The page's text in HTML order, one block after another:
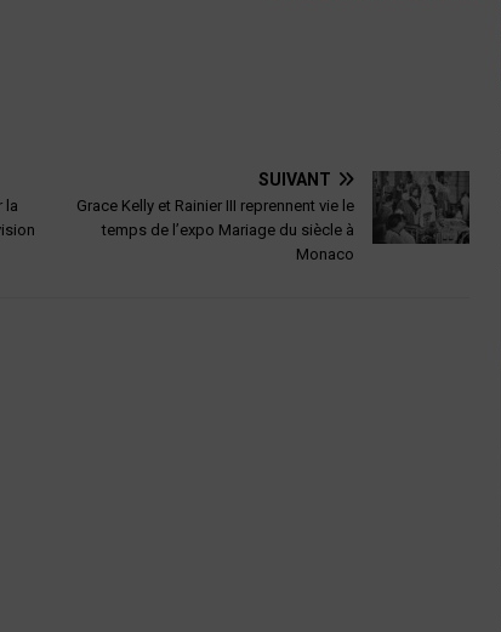
la
SUIVANT
Grace Kelly et Rainier III reprennent vie le
temps de l’expo Mariage du siècle à
Monaco